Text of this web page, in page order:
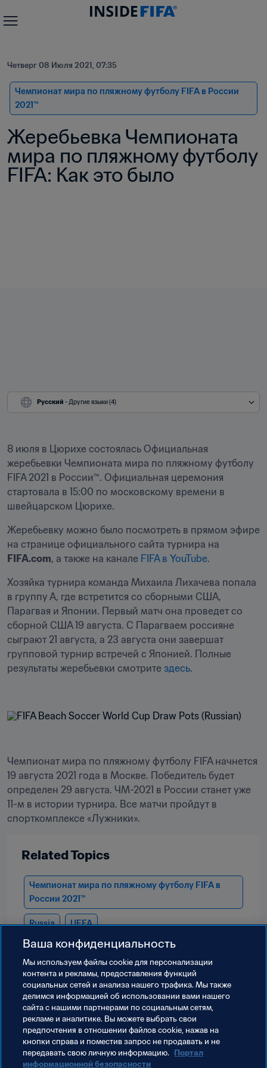
Четверг 08 Июля 2021, 07:35
Чемпионат мира по пляжному футболу FIFA в России
2021™
Жеребьевка Чемпионата
мира по пляжному футболу
FIFA: Как это было
Русский - Другие языки (4)
8 июля в Цюрихе состоялась Официальная
жеребьевки Чемпионата мира по пляжному футболу
FIFA 2021 в России™. Официальная церемония
стартовала в 15:00 по московскому времени в
швейцарском Цюрихе.
Жеребьевку можно было посмотреть в прямом эфире
FIFA.com, а также на канале FIFA в YouTube.
Хозяйка турнира команда Михаила Лихачева попала
в группу А, где встретится со сборными США,
Парагвая и Японии. Первый матч она проведет со
сборной США 19 августа. С Парагваем россияне
сыграют 21 августа, а 23 августа они завершат
групповой турнир встречей с Японией. Полные
результаты жеребьевки смотрите здесь.
Чемпионат мира по пляжному футболу FIFA начнется
19 августа 2021 года в Москве. Победитель будет
определен 29 августа. ЧМ-2021 в России станет уже
11-м в истории турнира. Все матчи пройдут в
Related Topics
Чемпионат мира по пляжному футболу FIFA в
России 2021™
Russia UEFA
Ваша конфиденциальность
Мы используем файлы сookie для персонализации
контента и рекламы, предоставления функций
социальных сетей и анализа нашего трафика. Мы также
делимся информацией об использовании вами нашего
сайта с нашими партнерами по социальным сетям,
рекламе и аналитике. Вы можете выбрать свои
предпочтения в отношении файлов cookie, нажав на
кнопки справа и поместив запрос не продавать и не
передавать свою личную информацию. Портал
информационной безопасности